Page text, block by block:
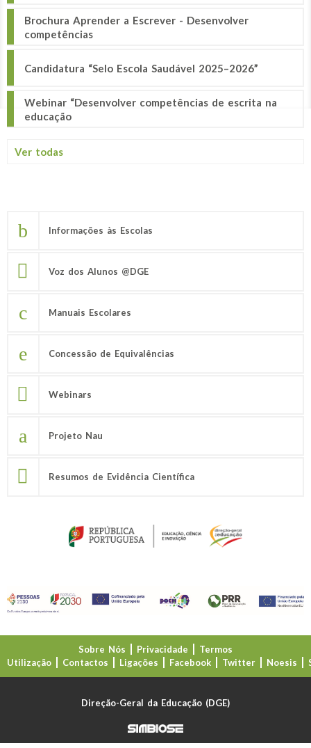
Brochura Aprender a Escrever - Desenvolver
competências
Candidatura “Selo Escola Saudável 2025–2026”
Webinar “Desenvolver competências de escrita na
educação
Ver todas
Informações às Escolas
Voz dos Alunos @DGE
Manuais Escolares
Concessão de Equivalências
Webinars
Projeto Nau
Resumos de Evidência Científica
Sobre Nós Privacidade
Termos
Utilização
Contactos Ligações Facebook Twitter Noesis
Direção-Geral da Educação (DGE)